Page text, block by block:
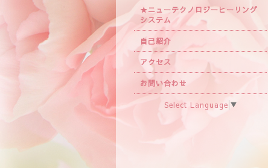
★ニューテクノロジーヒーリング
システム
自己紹介
アクセス
お問い合わせ
Select Language ▼